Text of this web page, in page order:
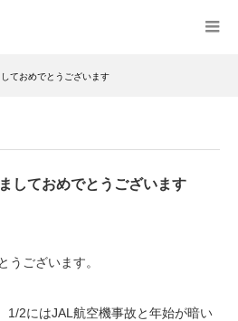
ておめでとうございます
しておめでとうございます
うございます。
1/2にはJAL航空機事故と年始が暗い